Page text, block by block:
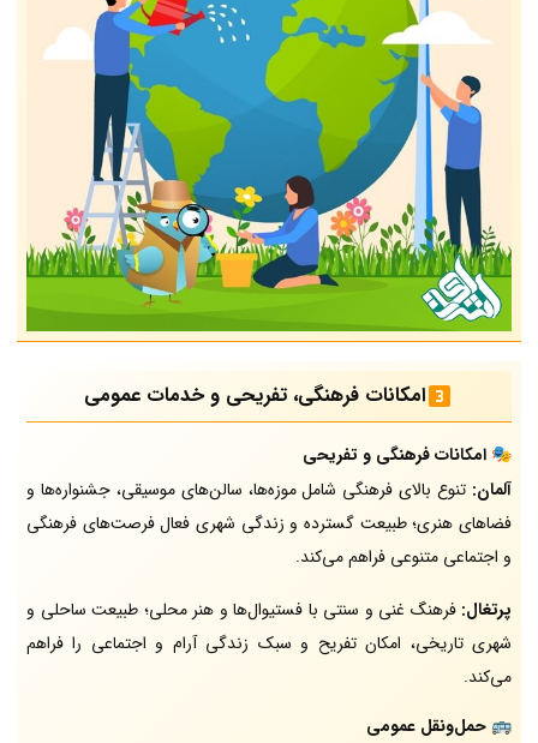
امکانات فرهنگی، تفریحی و خدمات عمومی
🎭 امکانات فرهنگی و تفریحی
آلمان: تنوع بالای فرهنگی شامل موزه‌ها، سالن‌های موسیقی، جشنواره‌ها و
فضاهای هنری؛ طبیعت گسترده و زندگی شهری فعال فرصت‌های فرهنگی
و اجتماعی متنوعی فراهم می‌کند.
پرتغال: فرهنگ غنی و سنتی با فستیوال‌ها و هنر محلی؛ طبیعت ساحلی و
شهری تاریخی، امکان تفریح و سبک زندگی آرام و اجتماعی را فراهم
می‌کند.
🚌حمل‌ونقل عمومی